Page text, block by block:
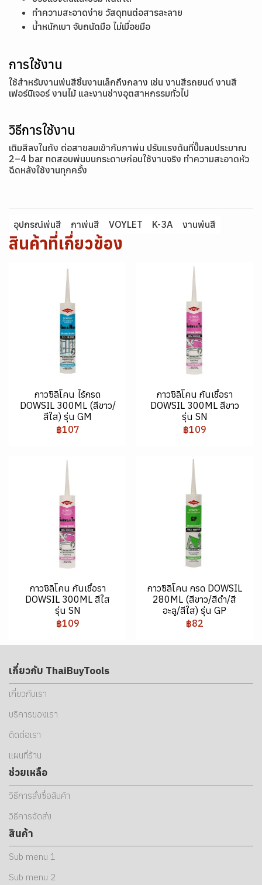
ทำความสะอาดง่าย วัสดุทนต่อสารละลาย
น้ำหนักเบา จับถนัดมือ ไม่เมื่อยมือ
การใช้งาน
ใช้สำหรับงานพ่นสีชิ้นงานเล็กถึงกลาง เช่น งานสีรถยนต์ งานสี
เฟอร์นิเจอร์ งานไม้ และงานช่างอุตสาหกรรมทั่วไป
วิธีการใช้งาน
เติมสีลงในถัง ต่อสายลมเข้ากับกาพ่น ปรับแรงดันที่ปั๊มลมประมาณ
2–4 bar ทดสอบพ่นบนกระดาษก่อนใช้งานจริง ทำความสะอาดหัว
ฉีดหลังใช้งานทุกครั้ง
อุปกรณ์พ่นสี กาพ่นสี VOYLET K-3A งานพ่นสี
สินค้าที่เกี่ยวข้อง
กาวซิลิโคน ไร้กรด
DOWSIL 300ML (สีขาว/
สีใส) รุ่น GM
฿107
กาวซิลิโคน กันเชื้อรา
DOWSIL 300ML สีขาว
รุ่น SN
฿109
กาวซิลิโคน กันเชื้อรา
DOWSIL 300ML สีใส
รุ่น SN
฿109
กาวซิลิโคน กรด DOWSIL
280ML (สีขาว/สีดำ/สี
อะลู/สีใส) รุ่น GP
฿82
เกี่ยวกับ ThaiBuyTools
เกี่ยวกับเรา
บริการของเรา
ติดต่อเรา
แผนที่ร้าน
ช่วยเหลือ
วิธีการสั่งซื้อสินค้า
วิธีการจัดส่ง
สินค้า
Sub menu 1
Sub menu 2